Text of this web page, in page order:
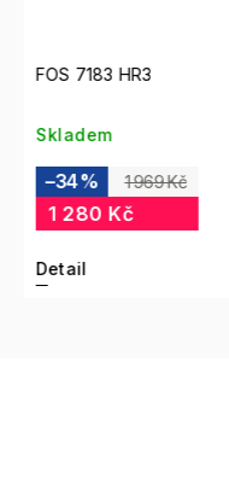
FOS 7183 HR3
Skladem
1 969 Kč
–34 %
1 280 Kč
Detail